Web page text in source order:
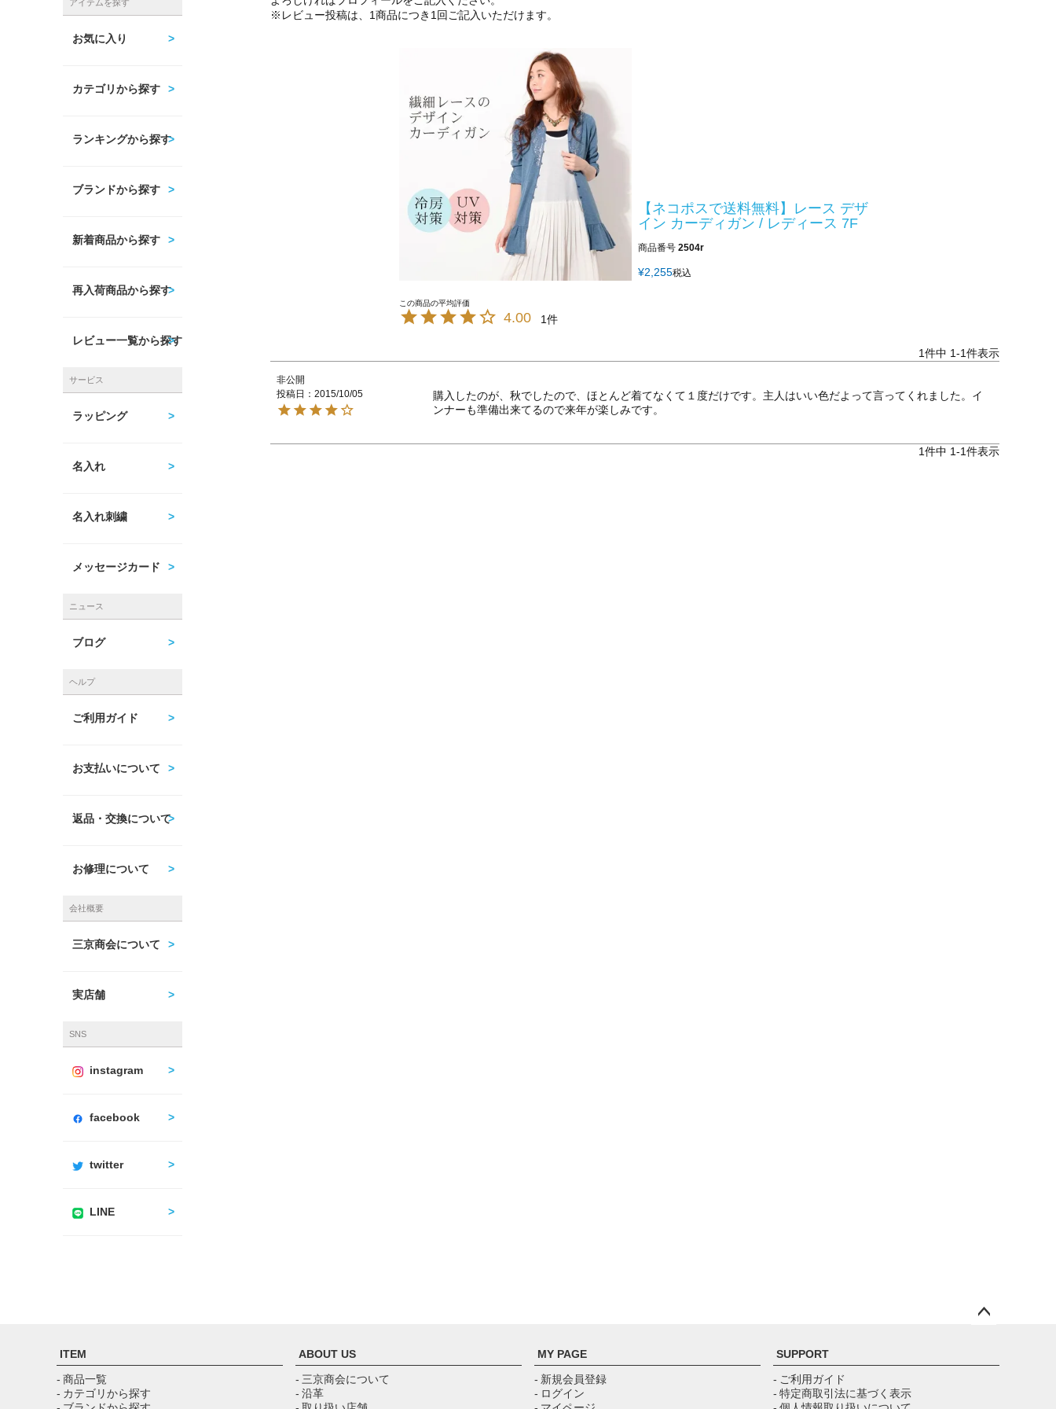
アイテムを探す
お気に入り
カテゴリから探す
ランキングから探す
ブランドから探す
新着商品から探す
再入荷商品から探す
レビュー一覧から探す
サービス
ラッピング
名入れ
名入れ刺繍
メッセージカード
ニュース
ブログ
ヘルプ
ご利用ガイド
お支払いについて
返品・交換について
お修理について
会社概要
三京商会について
実店舗
SNS
instagram
facebook
twitter
LINE
※レビュー投稿は、1商品につき1回ご記入いただけます。
【ネコポスで送料無料】レース デザ
イン カーディガン / レディース 7F
商品番号 2504r
¥2,255税込
4.00 1
1件中 1-1件表示
非公開
投稿日
2015/10/05
購入したのが、秋でしたので、ほとんど着てなくて１度だけです。主人はいい色だよって言ってくれました。イ
ンナーも準備出来てるので来年が楽しみです。
1件中 1-1件表示
ップ
ITEM
- 商品一覧
- カテゴリから探す
ABOUT US
- 三京商会について
- 沿革
MY PAGE
- 新規会員登録
- ログイン
SUPPORT
- ご利用ガイド
- 特定商取引法に基づく表示